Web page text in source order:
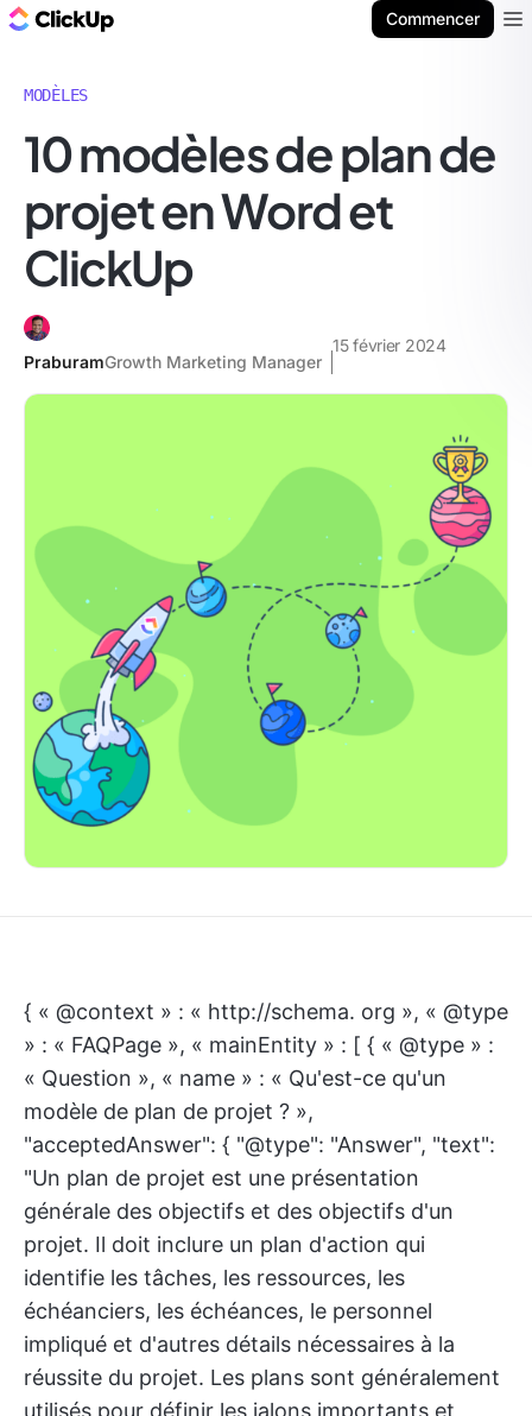
Commencer
MODÈLES
10 modèles de plan de
projet en Word et
ClickUp
PraburamGrowth Marketing Manager
15 février 2024
{ « @context » : « http://schema. org », « @type
» : « FAQPage », « mainEntity » : [ { « @type » :
« Question », « name » : « Qu'est-ce qu'un
modèle de plan de projet ? »,
"acceptedAnswer": { "@type": "Answer", "text":
"Un plan de projet est une présentation
générale des objectifs et des objectifs d'un
projet. Il doit inclure un plan d'action qui
identifie les tâches, les ressources, les
échéanciers, les échéances, le personnel
impliqué et d'autres détails nécessaires à la
réussite du projet. Les plans sont généralement
utilisés pour définir les jalons importants et